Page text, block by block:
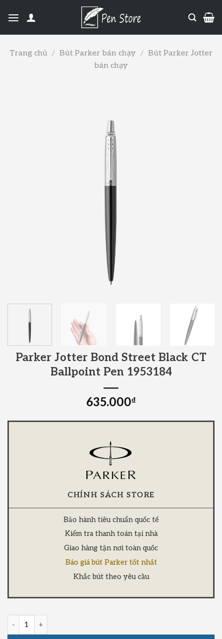
Trang chủ / Bút Parker bán chạy / Bút Parker Jotter
bán chạy
Parker Jotter Bond Street Black CT
Ballpoint Pen 1953184
635.000₫
CHÍNH SÁCH STORE
Bảo hành tiêu chuẩn quốc tế
Kiểm tra thanh toán tại nhà
Giao hàng tận nơi toàn quốc
Báo giá bút Parker tốt nhất
Khắc bút theo yêu cầu